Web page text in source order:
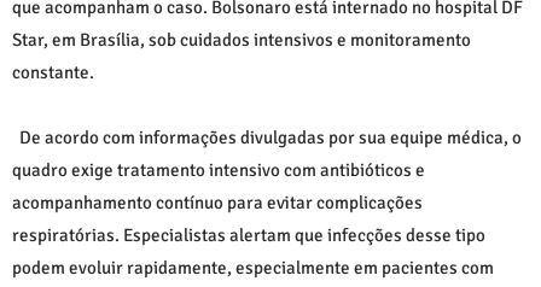
que acompanham o caso. Bolsonaro está internado no hospital DF
Star, em Brasília, sob cuidados intensivos e monitoramento
constante.
De acordo com informações divulgadas por sua equipe médica, o
quadro exige tratamento intensivo com antibióticos e
acompanhamento contínuo para evitar complicações
respiratórias. Especialistas alertam que infecções desse tipo
podem evoluir rapidamente, especialmente em pacientes com